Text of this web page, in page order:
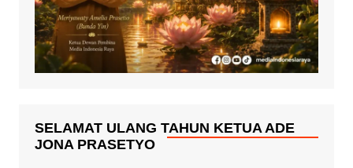
SELAMAT ULANG TAHUN KETUA ADE
JONA PRASETYO